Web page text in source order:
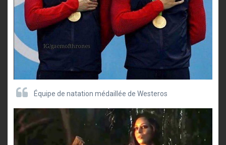
Équipe de natation médaillée de Westeros